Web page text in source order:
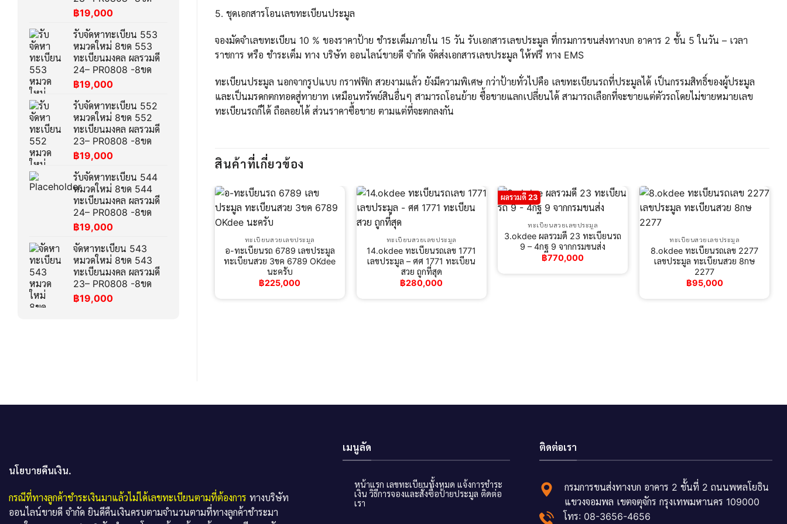
฿19,000
รับจัดหาทะเบียน 553
หมวดใหม่ 8ขด 553
ทะเบียนมงคล ผลรวมดี
24– PR0808 -8ขด
฿19,000
รับจัดหาทะเบียน 552
หมวดใหม่ 8ขด 552
ทะเบียนมงคล ผลรวมดี
23– PR0808 -8ขด
฿19,000
รับจัดหาทะเบียน 544
หมวดใหม่ 8ขด 544
ทะเบียนมงคล ผลรวมดี
24– PR0808 -8ขด
฿19,000
จัดหาทะเบียน 543
หมวดใหม่ 8ขด 543
ทะเบียนมงคล ผลรวมดี
23– PR0808 -8ขด
฿19,000
5. ชุดเอกสารโอนเลขทะเบียนประมูล
จองมัดจำเลขทะเบียน 10 % ของราคาป้าย ชำระเต็มภายใน 15 วัน รับเอกสารเลขประมูล ที่กรมการขนส่งทางบก อาคาร 2 ชั้น 5 ในวัน – เวลา
ราชการ หรือ ชำระเต็ม ทาง บริษัท ออนไลน์ขายดี จำกัด จัดส่งเอกสารเลขประมูล ให้ฟรี ทาง EMS
ทะเบียนประมูล นอกจากรูปแบบ กราฟฟิก สวยงามแล้ว ยังมีความพิเศษ กว่าป้ายทั่วไปคือ เลขทะเบียนรถที่ประมูลได้ เป็นกรรมสิทธิ์ของผู้ประมูล
และเป็นมรดกตกทอดสู่ทายาท เหมือนทรัพย์สินอื่นๆ สามารถโอนย้าย ซื้อขายแลกเปลี่ยนได้ สามารถเลือกที่จะขายแต่ตัวรถโดยไม่ขายหมายเลข
ทะเบียนรถก็ได้ ถือลอยได้ ส่วนราคาซื้อขาย ตามแต่ที่จะตกลงกัน
สินค้าที่เกี่ยวข้อง
ทะเบียนสวยเลขประมูล
อ-ทะเบียนรถ 6789 เลขประมูล
ทะเบียนสวย 3ขค 6789 OKdee
นะครับ
฿225,000
ทะเบียนสวยเลขประมูล
14.okdee ทะเบียนรถเลข 1771
เลขประมูล – ศศ 1771 ทะเบียน
สวย ถูกที่สุด
฿280,000
ผลรวมดี 23
ทะเบียนสวยเลขประมูล
3.okdee ผลรวมดี 23 ทะเบียนรถ
9 – 4กฐ 9​ จากกรมขนส่ง
฿770,000
ทะเบียนสวยเลขประมูล
8.okdee ทะเบียนรถเลข 2277
เลขประมูล ทะเบียนสวย 8กษ
2277
฿95,000
นโยบายคืนเงิน.
กรณีที่ทางลูกค้าชำระเงินมาแล้วไม่ได้เลขทะเบียนตามที่ต้องการ ทางบริษัท
ออนไลน์ขายดี จำกัด ยินดีคืนเงินครบตามจำนวนตามที่ทางลูกค้าชำระมา
เมนูลัด
หน้าแรก เลขทะเบียนทั้งหมด แจ้งการชำระ
เงิน วิธีการจองและสั่งซื้อป้ายประมูล ติดต่อ
เรา
ติดต่อเรา
กรมการขนส่งทางบก อาคาร 2 ชั้นที่ 2 ถนนพหลโยธิน
แขวงจอมพล เขตจตุจักร กรุงเทพมหานคร 109000
โทร: 08-3656-4656